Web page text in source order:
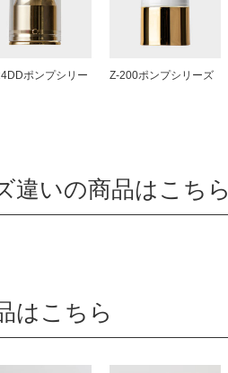
ポンプシリー
Z-200ポンプシリーズ
違いの商品はこちら
はこちら